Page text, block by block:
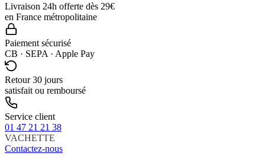
Livraison 24h offerte dès 29€
en France métropolitaine
Paiement sécurisé
CB · SEPA · Apple Pay
Retour 30 jours
satisfait ou remboursé
Service client
01 47 21 21 38
VACHETTE
Contactez-nous